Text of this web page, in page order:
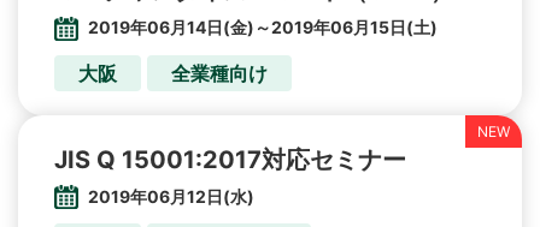
2019年06月14日(金)～2019年06月15日(土)
大阪 全業種向け
JIS Q 15001:2017対応セミナー
2019年06月12日(水)